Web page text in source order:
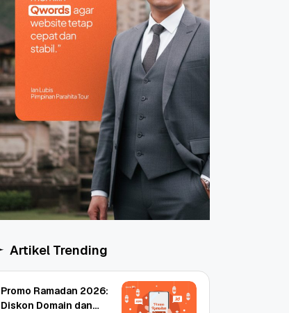
Artikel Trending
Promo Ramadan 2026:
Diskon Domain dan